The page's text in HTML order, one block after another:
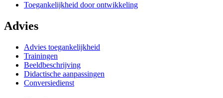
Toegankelijkheid door ontwikkeling
Advies
Advies toegankelijkheid
Trainingen
Beeldbeschrijving
Didactische aanpassingen
Conversiedienst